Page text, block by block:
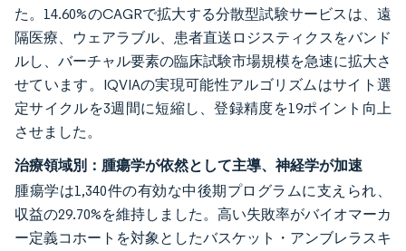
た。14.60%のCAGRで拡大する分散型試験サービスは、遠
隔医療、ウェアラブル、患者直送ロジスティクスをバンド
ルし、バーチャル要素の臨床試験市場規模を急速に拡大さ
せています。IQVIAの実現可能性アルゴリズムはサイト選
定サイクルを3週間に短縮し、登録精度を19ポイント向上
させました。
治療領域別：腫瘍学が依然として主導、神経学が加速
腫瘍学は1,340件の有効な中後期プログラムに支えられ、
収益の29.70%を維持しました。高い失敗率がバイオマーカ
ー定義コホートを対象としたバスケット・アンブレラスキ